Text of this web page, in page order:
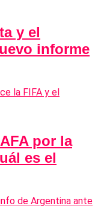
y el
informe
por la
es el